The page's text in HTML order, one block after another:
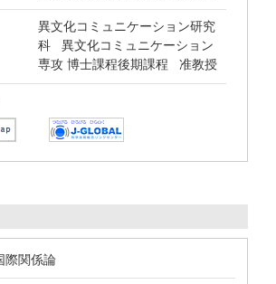
異文化コミュニケーション研究
科 異文化コミュニケーション
専攻 博士課程後期課程 准教授
際関係論